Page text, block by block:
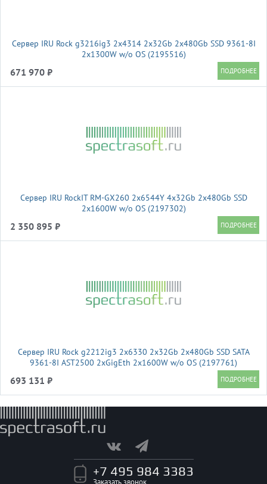
Сервер IRU Rock g3216ig3 2x4314 2x32Gb 2x480Gb SSD 9361-8I
2x1300W w/o OS (2195516)
671 970 ₽
Сервер IRU RockIT RM-GX260 2x6544Y 4x32Gb 2x480Gb SSD
2x1600W w/o OS (2197302)
2 350 895 ₽
Сервер IRU Rock g2212ig3 2x6330 2x32Gb 2x480Gb SSD SATA
9361-8I AST2500 2xGigEth 2x1600W w/o OS (2197761)
693 131 ₽
+7 495 984 3383
Заказать звонок